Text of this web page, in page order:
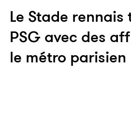
Le Stade rennais
PSG avec des
le métro parisien